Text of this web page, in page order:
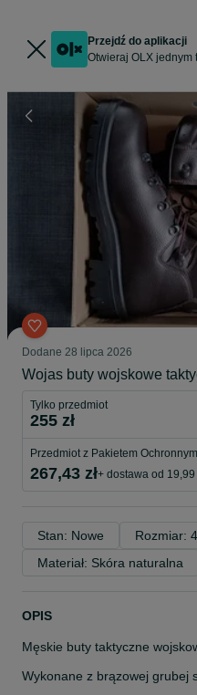
Przejdź do aplikacji
Otwieraj OLX jednym
Dodane 28 lipca 2026
Wojas buty wojskowe
Tylko przedmiot
255 zł
Przedmiot z Pakietem Ochronnym
267,43 zł+ dostawa od 19,99
Stan: Nowe Rozmiar:
Materiał: Skóra naturalna
OPIS
Męskie buty taktyczne
Wykonane z brązowej grubej